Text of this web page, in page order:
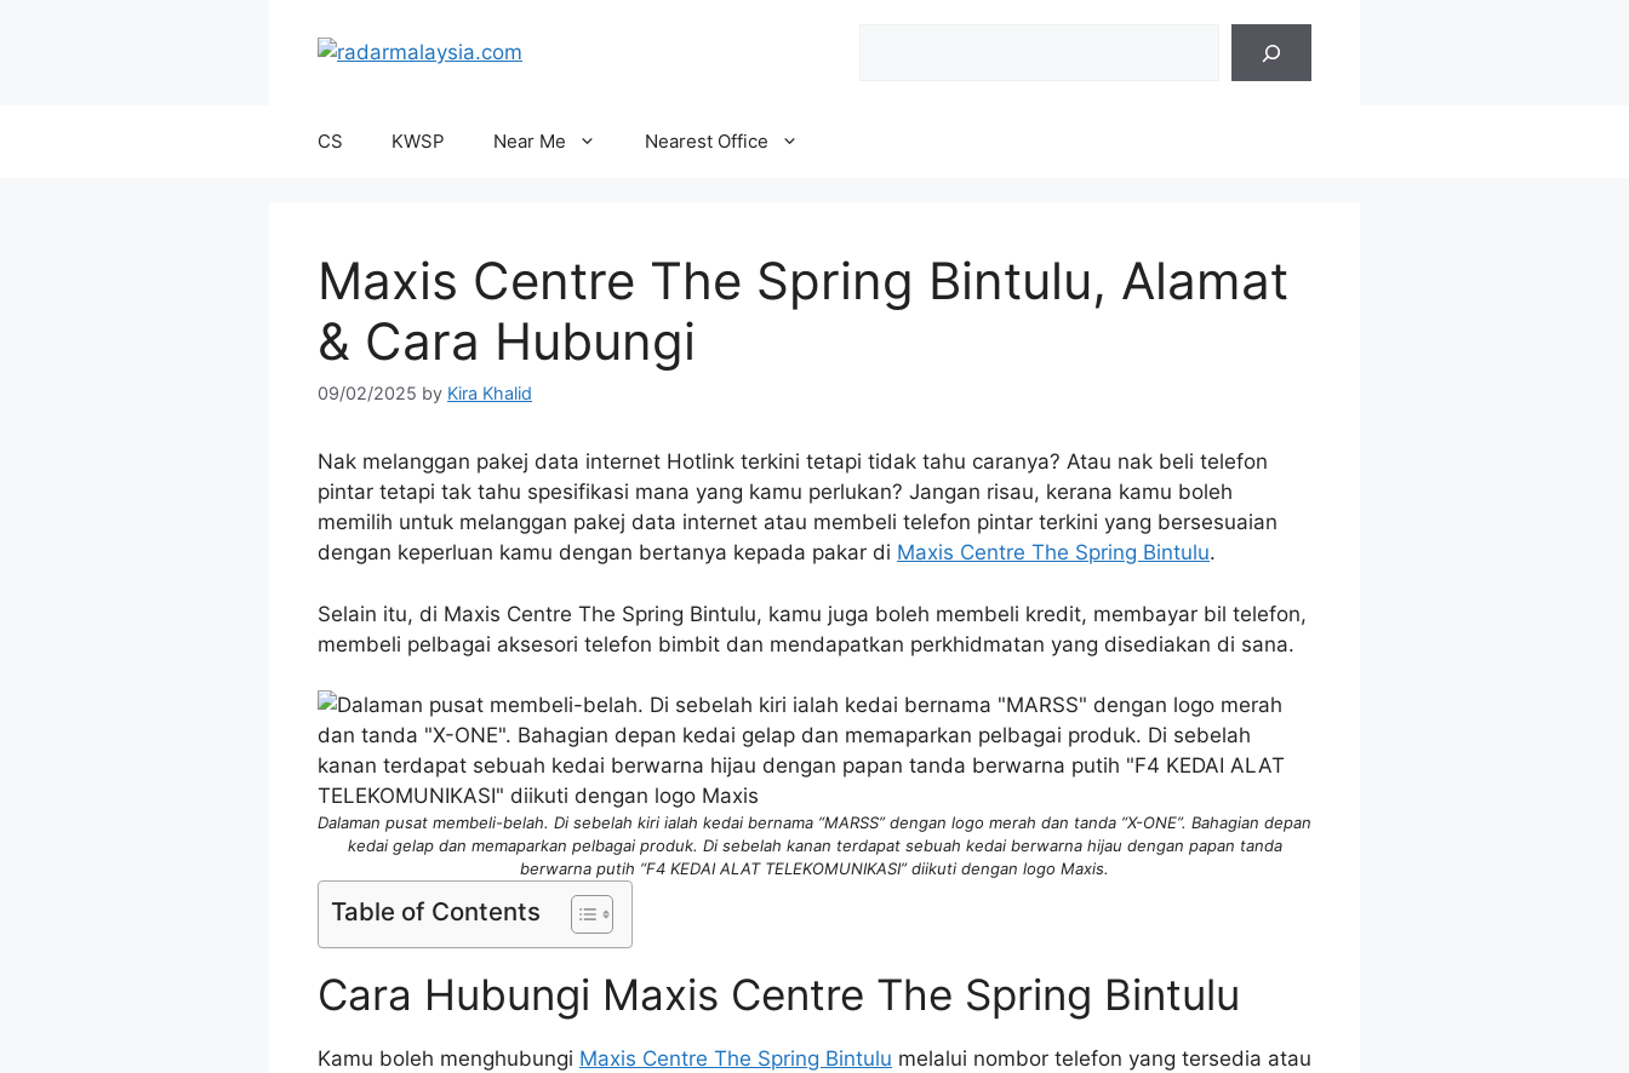
CS KWSP Near Me Nearest Office
Maxis Centre The Spring Bintulu, Alamat
& Cara Hubungi
09/02/2025 by Kira Khalid
Nak melanggan pakej data internet Hotlink terkini tetapi tidak tahu caranya? Atau nak beli telefon
pintar tetapi tak tahu spesifikasi mana yang kamu perlukan? Jangan risau, kerana kamu boleh
memilih untuk melanggan pakej data internet atau membeli telefon pintar terkini yang bersesuaian
dengan keperluan kamu dengan bertanya kepada pakar di Maxis Centre The Spring Bintulu.
Selain itu, di Maxis Centre The Spring Bintulu, kamu juga boleh membeli kredit, membayar bil telefon,
membeli pelbagai aksesori telefon bimbit dan mendapatkan perkhidmatan yang disediakan di sana.
Dalaman pusat membeli-belah. Di sebelah kiri ialah kedai bernama “MARSS” dengan logo merah dan tanda “X-ONE”. Bahagian depan
kedai gelap dan memaparkan pelbagai produk. Di sebelah kanan terdapat sebuah kedai berwarna hijau dengan papan tanda
berwarna putih “F4 KEDAI ALAT TELEKOMUNIKASI” diikuti dengan logo Maxis.
Table of Contents
Cara Hubungi Maxis Centre The Spring Bintulu
Kamu boleh menghubungi Maxis Centre The Spring Bintulu melalui nombor telefon yang tersedia atau